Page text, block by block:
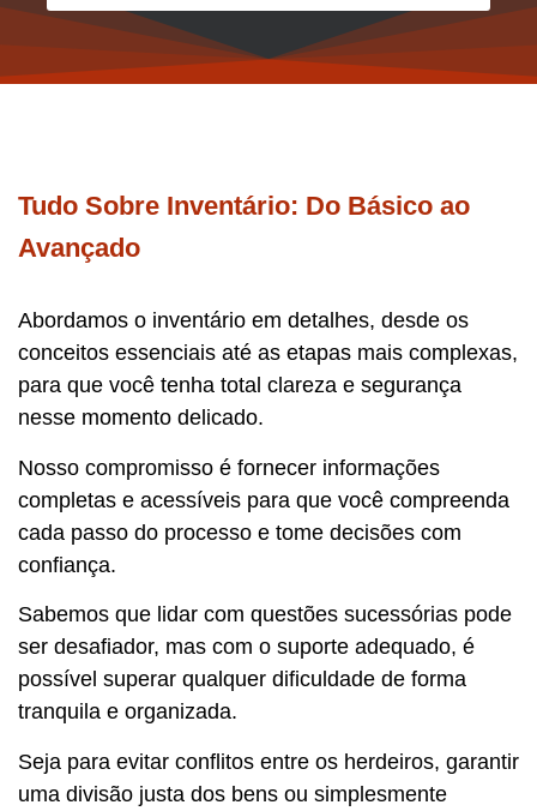
Tudo Sobre Inventário: Do Básico ao
Avançado
Abordamos o inventário em detalhes, desde os
conceitos essenciais até as etapas mais complexas,
para que você tenha total clareza e segurança
nesse momento delicado.
Nosso compromisso é fornecer informações
completas e acessíveis para que você compreenda
cada passo do processo e tome decisões com
confiança.
Sabemos que lidar com questões sucessórias pode
ser desafiador, mas com o suporte adequado, é
possível superar qualquer dificuldade de forma
tranquila e organizada.
Seja para evitar conflitos entre os herdeiros, garantir
uma divisão justa dos bens ou simplesmente